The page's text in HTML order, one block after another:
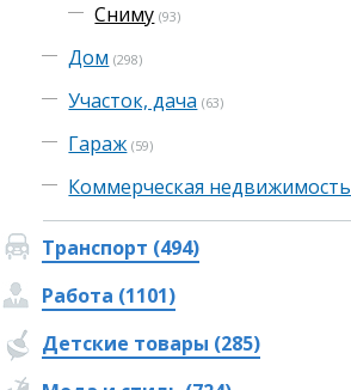
Сниму (93)
Дом (298)
Участок, дача (63)
Гараж (59)
Коммерческая недвижимость
Транспорт (494)
Работа (1101)
Детские товары (285)